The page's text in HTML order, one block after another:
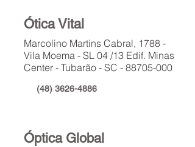
Ótica Vital
Marcolino Martins Cabral, 1788 -
Vila Moema - SL 04 /13 Edif. Minas
Center - Tubarão - SC - 88705-000
(48) 3626-4886
Óptica Global